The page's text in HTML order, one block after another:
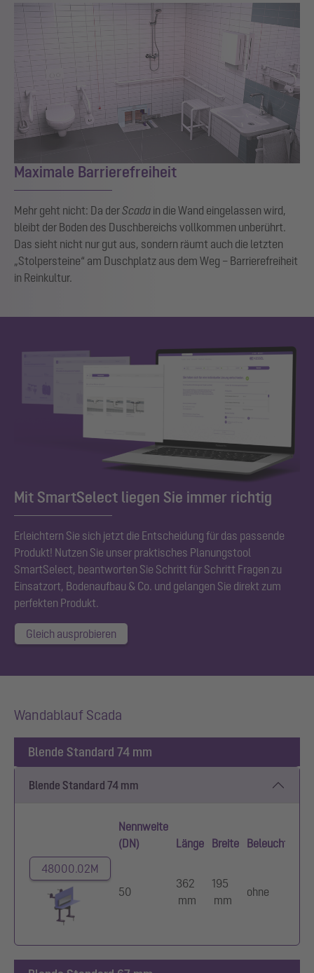
Maximale Barrierefreiheit
Mehr geht nicht: Da derScada in die Wand eingelassen wird,
bleibt der Boden des Duschbereichs vollkommen unberührt.
Das sieht nicht nur gut aus, sondern räumt auch die letzten
„Stolpersteine“ am Duschplatz aus dem Weg – Barrierefreiheit
in Reinkultur.
Mit SmartSelect liegen Sie immer richtig
Erleichtern Sie sich jetzt die Entscheidung für das passende
Produkt! Nutzen Sie unser praktisches Planungstool
SmartSelect, beantworten Sie Schritt für Schritt Fragen zu
Einsatzort, Bodenaufbau & Co. und gelangen Sie direkt zum
perfekten Produkt.
Gleich ausprobieren
Wandablauf Scada
Blende Standard 74 mm
Blende Standard 74 mm
Nennweite
(DN)
Länge Breite
Beleuchtung
48000.02M
50
362
mm
195
mm
ohne